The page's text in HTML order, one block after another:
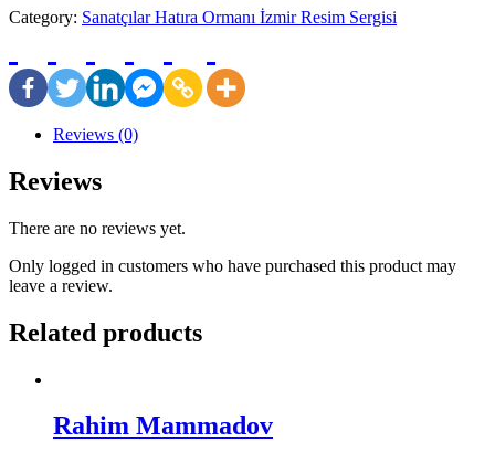
Category: Sanatçılar Hatıra Ormanı İzmir Resim Sergisi
Reviews (0)
Reviews
There are no reviews yet.
Only logged in customers who have purchased this product may
leave a review.
Related products
Rahim Mammadov